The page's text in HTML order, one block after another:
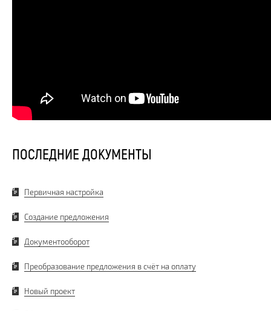
ПОСЛЕДНИЕ ДОКУМЕНТЫ
Первичная настройка
Создание предложения
Документооборот
Преобразование предложения в счёт на оплату
Новый проект